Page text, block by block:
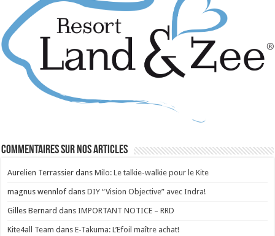
Commentaires sur nos articles
Aurelien Terrassier dansMilo: Le talkie-walkie pour le Kite
magnus wennlof dansDIY “Vision Objective” avec Indra!
Gilles Bernard dansIMPORTANT NOTICE – RRD
Kite4all Team dansE-Takuma: L’Efoil maître achat!